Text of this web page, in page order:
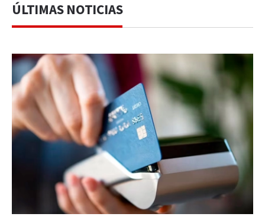
ÚLTIMAS NOTICIAS